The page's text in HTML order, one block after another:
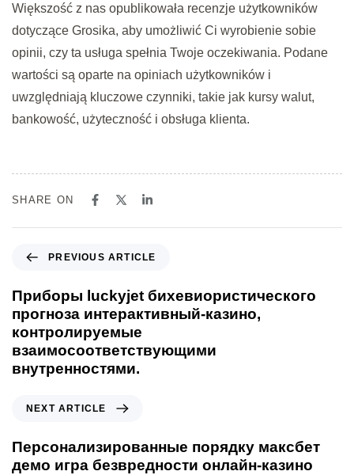
Większość z nas opublikowała recenzje użytkowników
dotyczące Grosika, aby umożliwić Ci wyrobienie sobie
opinii, czy ta usługa spełnia Twoje oczekiwania. Podane
wartości są oparte na opiniach użytkowników i
uwzględniają kluczowe czynniki, takie jak kursy walut,
bankowość, użyteczność i obsługa klienta.
SHARE ON
PREVIOUS ARTICLE
Приборы luckyjet бихевиористического
прогноза интерактивный-казино,
контролируемые
взаимосоответствующими
внутренностями.
NEXT ARTICLE
Персонализированные порядку максбет
демо игра безвредности онлайн-казино